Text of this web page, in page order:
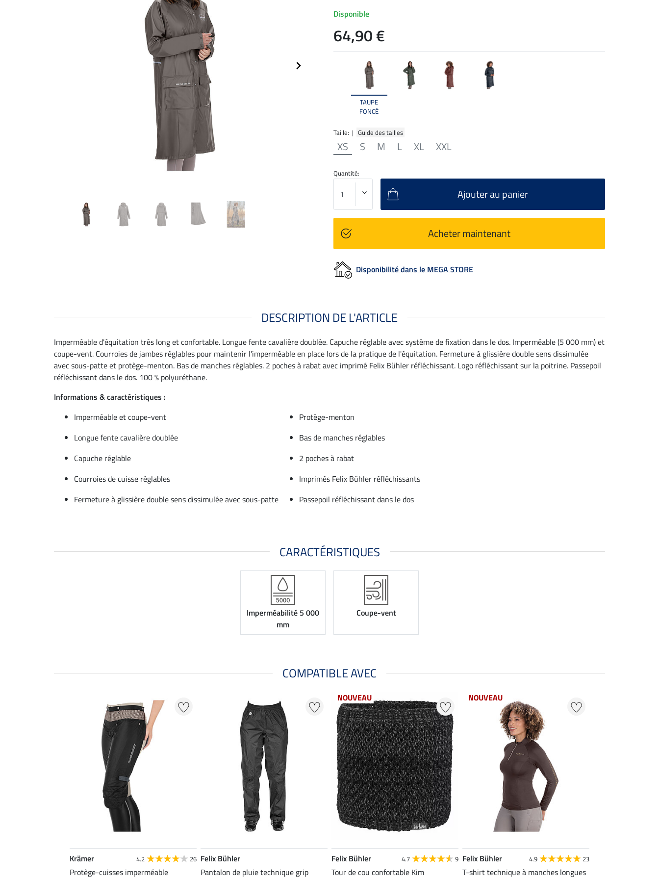
TAUPE
FONCÉ
Taille: | Guide des tailles
XS S M L XL XXL
Disponible
64,90 €
Quantité:
Ajouter au panier
Acheter maintenant
Disponibilité dans le MEGA STORE
DESCRIPTION DE L'ARTICLE
Imperméable d'équitation très long et confortable. Longue fente cavalière doublée. Capuche réglable avec système de fixation dans le dos. Imperméable (5 000 mm) et
coupe-vent. Courroies de jambes réglables pour maintenir l'imperméable en place lors de la pratique de l'équitation. Fermeture à glissière double sens dissimulée
avec sous-patte et protège-menton. Bas de manches réglables. 2 poches à rabat avec imprimé Felix Bühler réfléchissant. Logo réfléchissant sur la poitrine. Passepoil
réfléchissant dans le dos. 100 % polyuréthane.
Informations & caractéristiques :
Imperméable et coupe-vent
Protège-menton
Longue fente cavalière doublée
Bas de manches réglables
Capuche réglable
2 poches à rabat
Courroies de cuisse réglables
Imprimés Felix Bühler réfléchissants
Fermeture à glissière double sens dissimulée avec sous-patte
Passepoil réfléchissant dans le dos
CARACTÉRISTIQUES
Imperméabilité 5 000
mm
Coupe-vent
COMPATIBLE AVEC
Krämer 4.2 26
Protège-cuisses imperméable
Felix Bühler
Pantalon de pluie technique grip
NOUVEAU
Felix Bühler 4.7 9
Tour de cou confortable Kim
NOUVEAU
Felix Bühler 4.9 23
T-shirt technique à manches longues